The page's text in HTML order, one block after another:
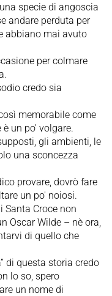
specie di angoscia
andare perduta per
abbiano mai avuto
per colmare
credo sia
memorabile come
un po' volgare.
gli ambienti, le
una sconcezza
provare, dovrò fare
un po' noiosi.
Santa Croce non
Oscar Wilde – nè ora,
di quello che
di questa storia credo
lo so, spero
un nome di